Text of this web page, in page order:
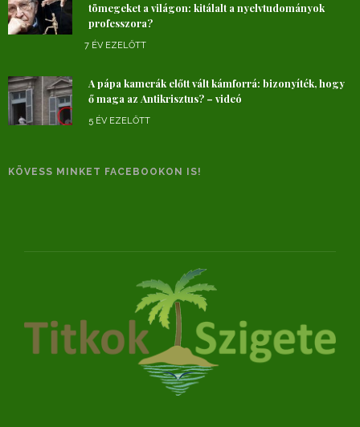
tömegeket a világon: kitálalt a nyelvtudományok
professzora?
7 ÉV EZELŐTT
A pápa kamerák előtt vált kámforrá: bizonyíték, hogy
ő maga az Antikrisztus? – videó
5 ÉV EZELŐTT
KÖVESS MINKET FACEBOOKON IS!